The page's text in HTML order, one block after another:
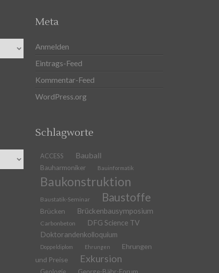
Meta
Anmelden
Eintrags-Feed
Kommentar-Feed
WordPress.org
Schlagworte
ACCESS Bauball
Bauharmoniker Bauinformatik
Baukonstruktion
Baustatik-Seminar Baustoffe
Brücken Brückenbausymposium
Carbonbeton
DFG Science TV
Doktorandenkolloquium
Doppeldiplom Ehrungen
Ehrungen
und Preise
Exkursion
Geologie George-Bähr-Forum